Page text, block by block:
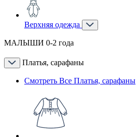
Верхняя одежда
МАЛЫШИ 0-2 года
Платья, сарафаны
Смотреть Все Платья, сарафаны